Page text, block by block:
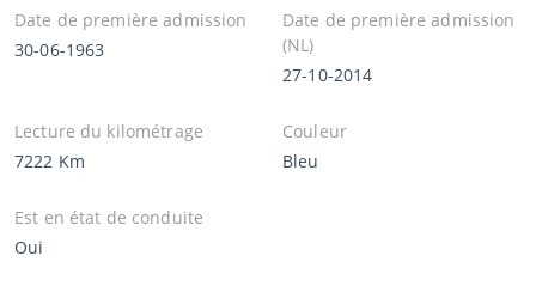
Date de première admission
30-06-1963
Date de première admission
(NL)
27-10-2014
Lecture du kilométrage
7222 Km
Couleur
Bleu
Est en état de conduite
Oui